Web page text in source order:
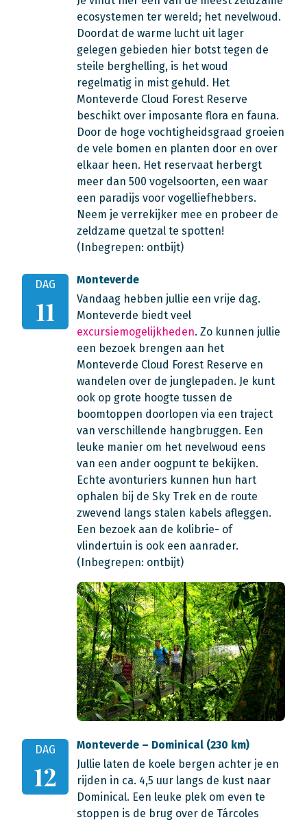
ecosystemen ter wereld; het nevelwoud.
Doordat de warme lucht uit lager
gelegen gebieden hier botst tegen de
steile berghelling, is het woud
regelmatig in mist gehuld. Het
Monteverde Cloud Forest Reserve
beschikt over imposante flora en fauna.
Door de hoge vochtigheidsgraad groeien
de vele bomen en planten door en over
elkaar heen. Het reservaat herbergt
meer dan 500 vogelsoorten, een waar
een paradijs voor vogelliefhebbers.
Neem je verrekijker mee en probeer de
zeldzame quetzal te spotten!
(Inbegrepen: ontbijt)
DAG
11
Monteverde
Vandaag hebben jullie een vrije dag.
Monteverde biedt veel
excursiemogelijkheden. Zo kunnen jullie
een bezoek brengen aan het
Monteverde Cloud Forest Reserve en
wandelen over de junglepaden. Je kunt
ook op grote hoogte tussen de
boomtoppen doorlopen via een traject
van verschillende hangbruggen. Een
leuke manier om het nevelwoud eens
van een ander oogpunt te bekijken.
Echte avonturiers kunnen hun hart
ophalen bij de Sky Trek en de route
zwevend langs stalen kabels afleggen.
Een bezoek aan de kolibrie- of
vlindertuin is ook een aanrader.
(Inbegrepen: ontbijt)
DAG
12
Monteverde – Dominical (230 km)
Jullie laten de koele bergen achter je en
rijden in ca. 4,5 uur langs de kust naar
Dominical. Een leuke plek om even te
stoppen is de brug over de Tárcoles